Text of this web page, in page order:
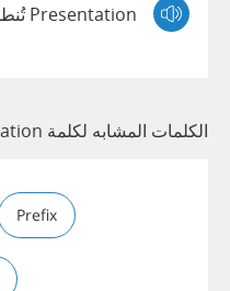
Presentation تُنطق Brian
الكلمات المشابه لكلمة Presentation
Prefix